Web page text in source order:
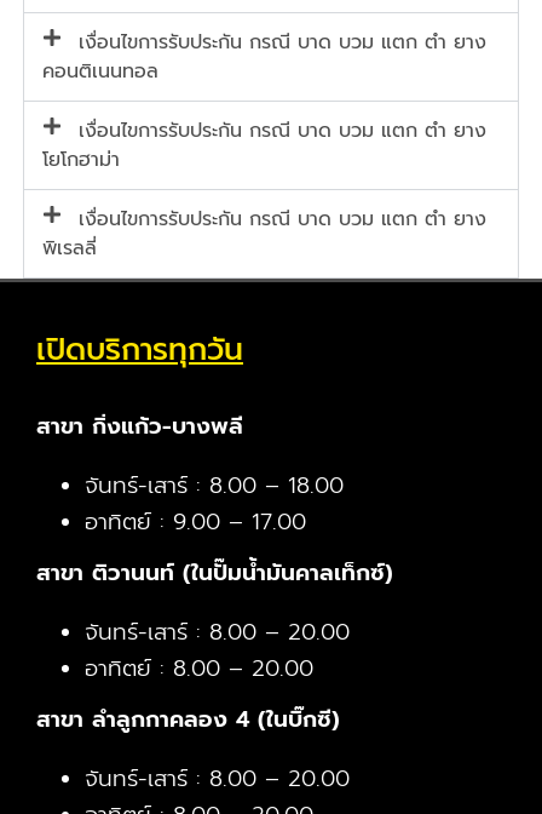
เงื่อนไขการรับประกัน กรณี บาด บวม แตก ตำ ยาง
คอนติเนนทอล
เงื่อนไขการรับประกัน กรณี บาด บวม แตก ตำ ยาง
โยโกฮาม่า
เงื่อนไขการรับประกัน กรณี บาด บวม แตก ตำ ยาง
พิเรลลี่
เปิดบริการทุกวัน
สาขา กิ่งแก้ว-บางพลี
จันทร์-เสาร์ : 8.00 – 18.00
อาทิตย์ : 9.00 – 17.00
สาขา ติวานนท์ (ในปั๊มน้ำมันคาลเท็กซ์)
จันทร์-เสาร์ : 8.00 – 20.00
อาทิตย์ : 8.00 – 20.00
สาขา ลำลูกกาคลอง 4 (ในบิ๊กซี)
จันทร์-เสาร์ : 8.00 – 20.00